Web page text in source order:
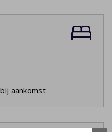
aankomst